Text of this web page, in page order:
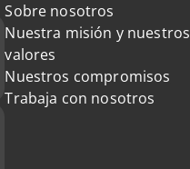
Sobre nosotros
Nuestra misión y nuestros
valores
Nuestros compromisos
Trabaja con nosotros